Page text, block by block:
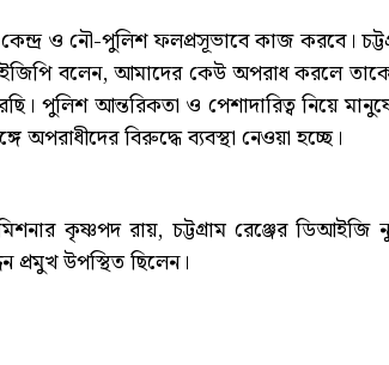
ও নৌ-পুলিশ ফলপ্রসূভাবে কাজ করবে।
বলেন, আমাদের কেউ অপরাধ করলে তাকে
পুলিশ আন্তরিকতা ও পেশাদারিত্ব নিয়ে
বিরুদ্ধে ব্যবস্থা নেওয়া হচ্ছে।
কৃষ্ণপদ রায়, চট্টগ্রাম রেঞ্জের
প্রমুখ উপস্থিত ছিলেন।